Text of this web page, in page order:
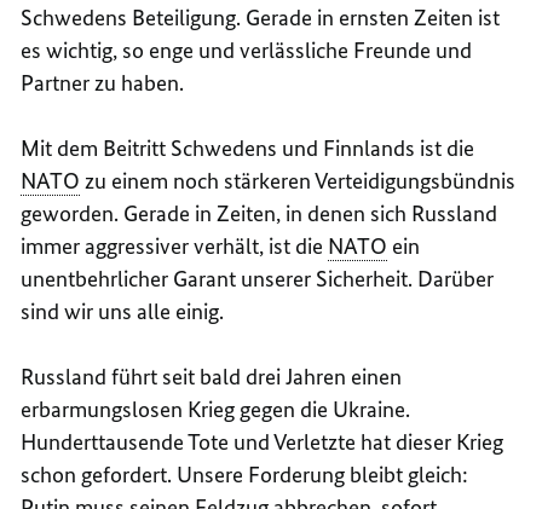
Schwedens Beteiligung. Gerade in ernsten Zeiten ist
es wichtig, so enge und verlässliche Freunde und
Partner zu haben.
Mit dem Beitritt Schwedens und Finnlands ist die
NATO zu einem noch stärkeren Verteidigungsbündnis
geworden. Gerade in Zeiten, in denen sich Russland
immer aggressiver verhält, ist die NATO ein
unentbehrlicher Garant unserer Sicherheit. Darüber
sind wir uns alle einig.
Russland führt seit bald drei Jahren einen
erbarmungslosen Krieg gegen die Ukraine.
Hunderttausende Tote und Verletzte hat dieser Krieg
schon gefordert. Unsere Forderung bleibt gleich: